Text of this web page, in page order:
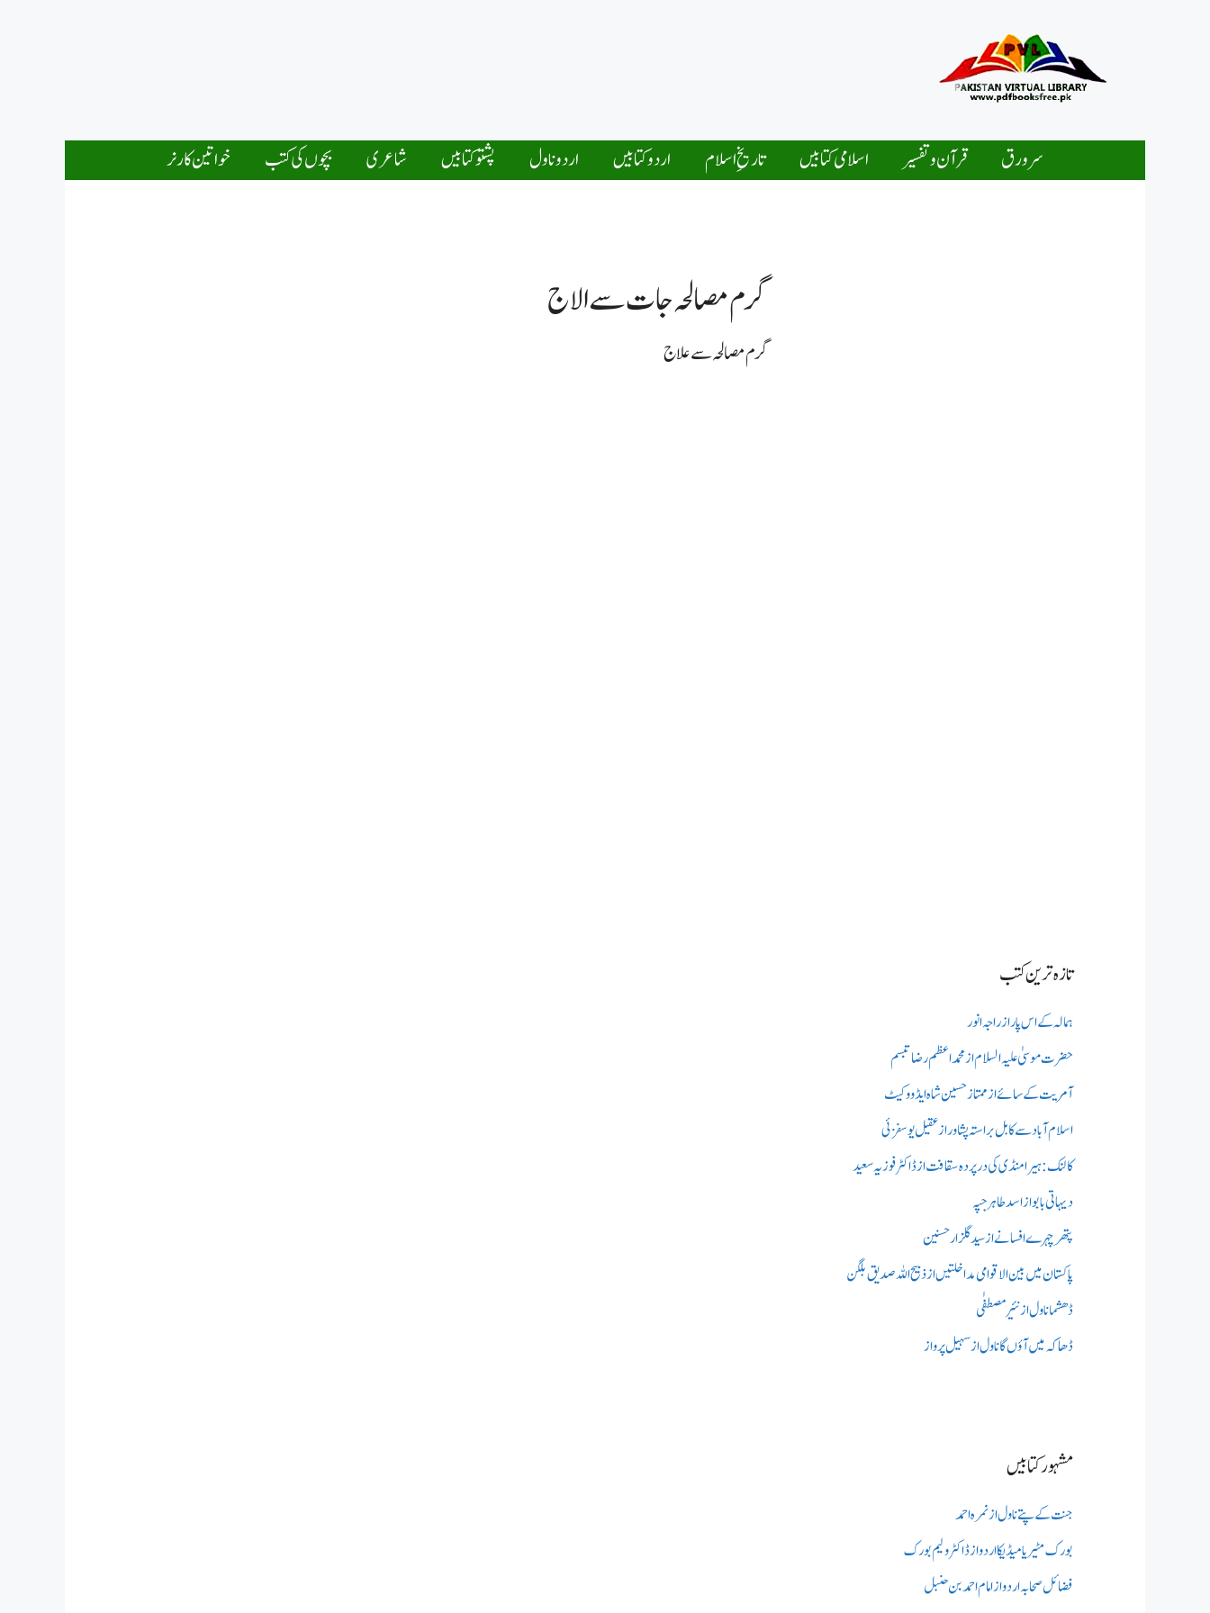
سرورق قرآن و تفسیر اسلامی کتابیں تاریخِ اسلام اردو کتابیں اردو ناول پشتو کتابیں شاعری بچوں کی کتب خواتین کارنر
گرم مصالحہ جات سے الاج
گرم مصالحہ سے علاج
تازہ ترین کتب
ہمالہ کے اس پار از راجہ انور
حضرت موسیٰ علیہ السلام از محمد اعظم رضا تبسم
آمریت کے سائے از ممتاز حسین شاہ ایڈووکیٹ
اسلام آباد سے کابل براستہ پشاور از عقیل یوسفزئی
کالنک: ہیرا منڈی کی در پردہ سقافت از ڈاکٹر فوزیہ سعید
دیہاتی بابو از اسد طاہر جپہ
پتھر چہرے افسانے از سید گلزار حسنین
پاکستان میں بین الاقوامی مداخلتیں از ذبیح اللہ صدیق بلگن
ڈھشما ناول از نئیر مصطفٰی
ڈھاکہ میں آؤں گا ناول از سہیل پرواز
مشہور کتابیں
جنت کے پتے ناول از نمرہ احمد
بورک مٹیریا میڈیکااردو از ڈاکٹر ولیم بورک
فضائل صحابہ اردو از امام احمد بن حنبل